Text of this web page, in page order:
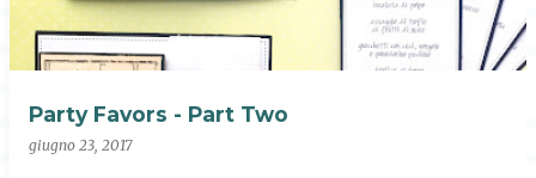
Party Favors - Part Two
giugno 23, 2017